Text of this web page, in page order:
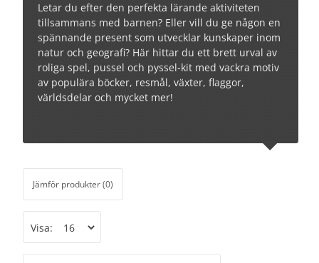
Letar du efter den perfekta lärande aktiviteten
tillsammans med barnen? Eller vill du ge någon en
spännande present som utvecklar kunskaper inom
natur och geografi? Här hittar du ett brett urval av
roliga spel, pussel och pyssel-kit med vackra motiv
av populära böcker, resmål, växter, flaggor,
världsdelar och mycket mer!
Jämför produkter (0)
Visa: